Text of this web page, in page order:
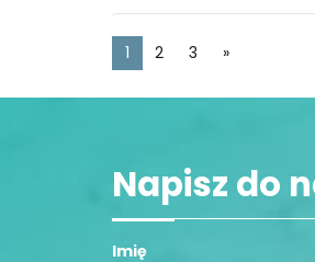
1 2 3 »
Napisz do
Imię